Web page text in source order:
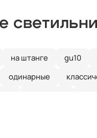
на штанге
gu10
одинарные